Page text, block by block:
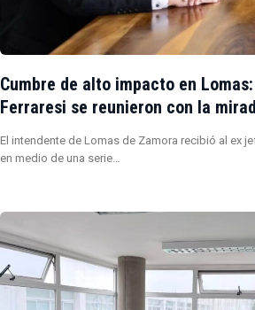
Cumbre de alto impacto en
Ferraresi se reunieron con la
El intendente de Lomas de Zamora recibió al ex
en medio de una serie…